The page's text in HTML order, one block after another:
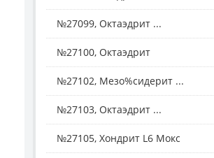
№27099, Октаэдрит ...
№27100, Октаэдрит
№27102, Мезо%сидерит ...
№27103, Октаэдрит ...
№27105, Хондрит L6 Мокс